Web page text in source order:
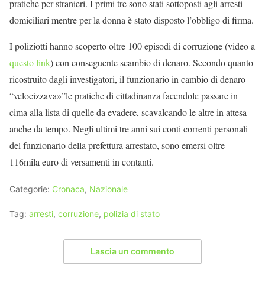
pratiche per stranieri. I primi tre sono stati sottoposti agli arresti
domiciliari mentre per la donna è stato disposto l’obbligo di firma.
I poliziotti hanno scoperto oltre 100 episodi di corruzione (video a
questo link) con conseguente scambio di denaro. Secondo quanto
ricostruito dagli investigatori, il funzionario in cambio di denaro
“velocizzava»”le pratiche di cittadinanza facendole passare in
cima alla lista di quelle da evadere, scavalcando le altre in attesa
anche da tempo. Negli ultimi tre anni sui conti correnti personali
del funzionario della prefettura arrestato, sono emersi oltre
116mila euro di versamenti in contanti.
Categorie: Cronaca, Nazionale
Tag: arresti, corruzione, polizia di stato
Lascia un commento